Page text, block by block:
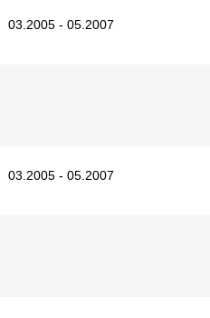
03.2005 - 05.2007
03.2005 - 05.2007